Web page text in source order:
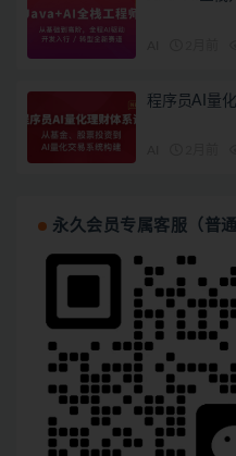
程序员AI量
永久会员专属客服（普